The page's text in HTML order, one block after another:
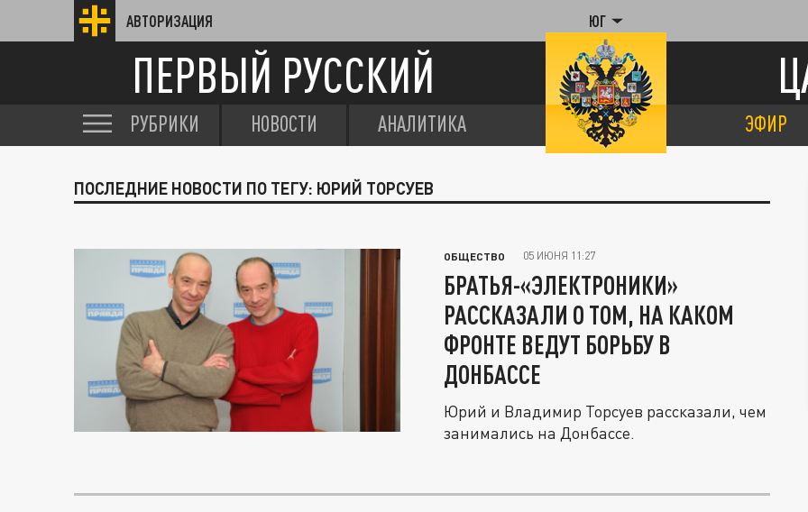
АВТОРИЗАЦИЯ ЮГ
ПЕРВЫЙ РУССКИЙ
РУБРИКИ НОВОСТИ АНАЛИТИКА ЭФИР
ПОСЛЕДНИЕ НОВОСТИ ПО ТЕГУ: ЮРИЙ ТОРСУЕВ
ОБЩЕСТВО 05 ИЮНЯ 11:27
БРАТЬЯ-«ЭЛЕКТРОНИКИ»
РАССКАЗАЛИ О ТОМ, НА КАКОМ
ФРОНТЕ ВЕДУТ БОРЬБУ В
ДОНБАССЕ
Юрий и Владимир Торсуев рассказали, чем
занимались на Донбассе.